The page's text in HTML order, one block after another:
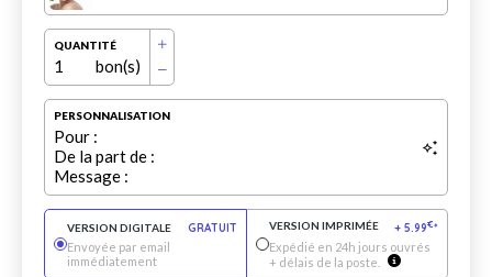
QUANTITÉ
1 bon(s)
PERSONNALISATION
Pour :
De la part de :
Message :
VERSION DIGITALE
GRATUIT
Envoyée par email
immédiatement
VERSION IMPRIMÉE + 5.99€*
Expédié en 24h jours ouvrés
+ délais de la poste.